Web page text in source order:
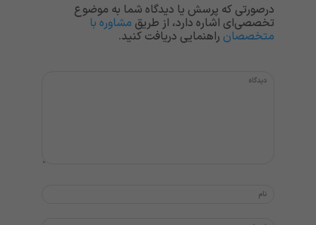
درصورتی که پرسش یا دیدگاه شما به موضوع
تخصصی‌ای اشاره دارد، از طریق مشاوره با
متخصصان راهنمایی دریافت کنید.